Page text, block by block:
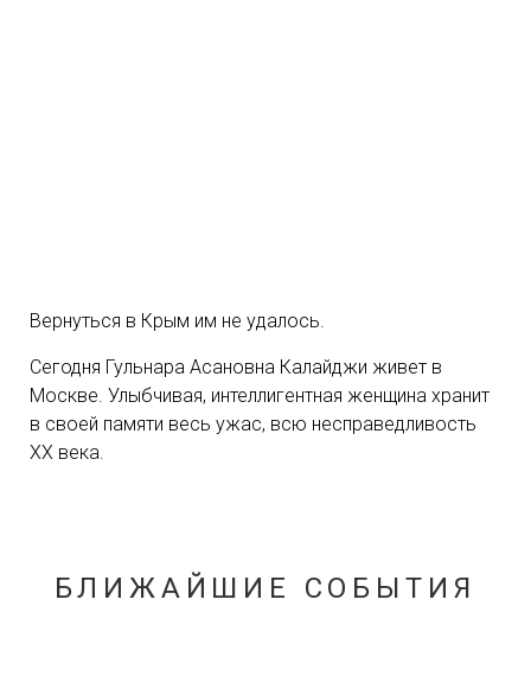
Вернуться в Крым им не удалось.
Сегодня Гульнара Асановна Калайджи живет в
Москве. Улыбчивая, интеллигентная женщина хранит
в своей памяти весь ужас, всю несправедливость
ХХ века.
БЛИЖАЙШИЕ СОБЫТИЯ